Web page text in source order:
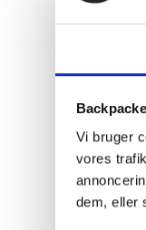
Vi bruger
vores
dem, eller